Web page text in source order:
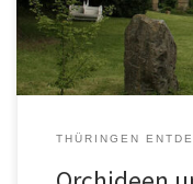
THÜRINGEN